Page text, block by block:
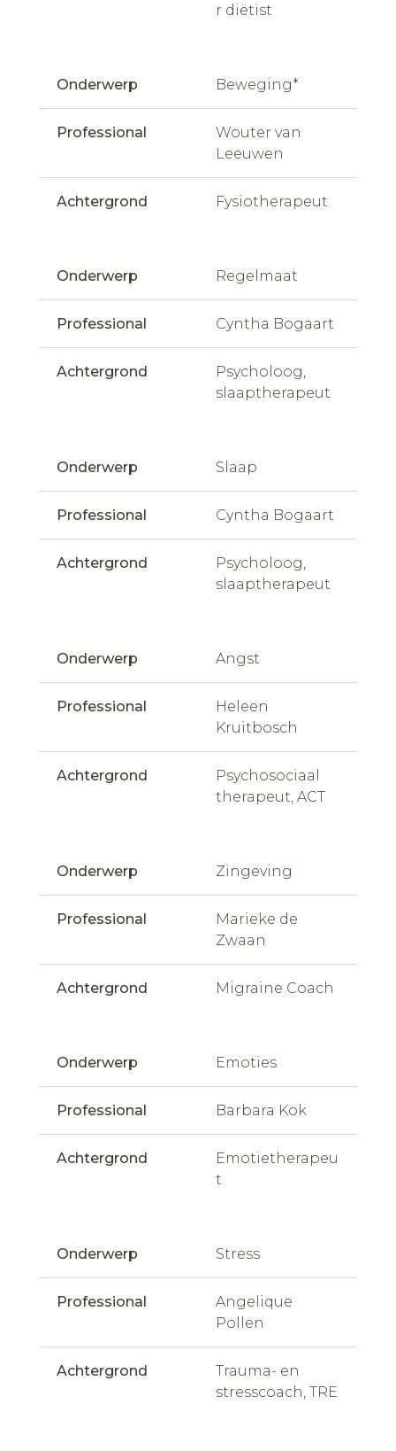
r diëtist
Onderwerp Beweging*
Professional
Wouter van
Leeuwen
Achtergrond Fysiotherapeut
Onderwerp Regelmaat
Professional Cyntha Bogaart
Achtergrond
Psycholoog,
slaaptherapeut
Onderwerp Slaap
Professional Cyntha Bogaart
Achtergrond
Psycholoog,
slaaptherapeut
Onderwerp Angst
Professional
Heleen
Kruitbosch
Achtergrond
Psychosociaal
therapeut, ACT
Onderwerp Zingeving
Professional
Marieke de
Zwaan
Achtergrond Migraine Coach
Onderwerp Emoties
Professional Barbara Kok
Achtergrond
Emotietherapeu
t
Onderwerp Stress
Professional
Angelique
Pollen
Achtergrond
Trauma- en
stresscoach, TRE